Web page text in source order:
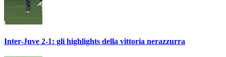
Inter-Juve 2-1: gli highlights della vittoria nerazzurra